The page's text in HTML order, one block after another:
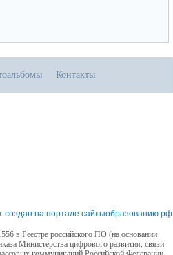
Контакты
создан на портале сайтыобразованию.рф
в Реестре российского ПО (на основании
Министерства цифрового развития, связи